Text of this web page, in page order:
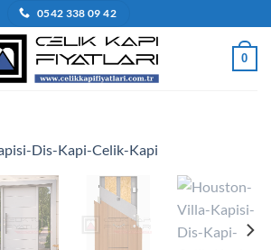
0542 338 09 42
0